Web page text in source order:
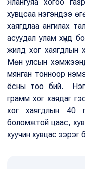
хувцсаа нэгэндээ
хаягдлаа ангилах
асуудал улам хүнд
жилд хог хаягдлын
Мөн улсын
мянган тонноор
ёсны тоо бий. Нэг
грамм хог хаядаг
хог хаягдлын 40
боломжтой цаас,
хуучин хувцас зэрэг